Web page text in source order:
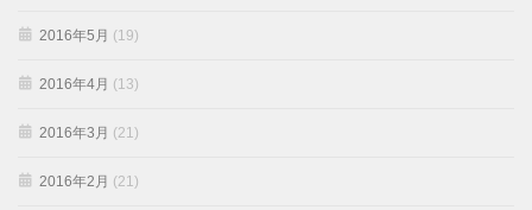
2016年5月 (19)
2016年4月 (13)
2016年3月 (21)
2016年2月 (21)